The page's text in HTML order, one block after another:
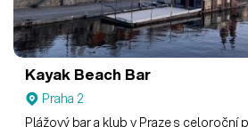
Kayak Beach Bar
Praha 2
Plážový bar a klub v Praze s celoroční